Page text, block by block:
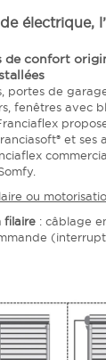
électrique,
de confort
portes de
fenêtres avec
et ses
ou
filaire : câblage